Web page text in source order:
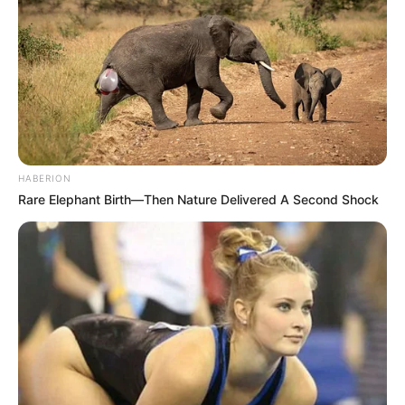
Die Lauchstangen gründlich waschen, da sich
oft Erde zwischen den Schichten versteckt. Den
Lauch in feine Ringe schneiden.
2. Kartoffeln kochen
Die Kartoffeln schälen, in dünne Scheiben
schneiden und in leicht gesalzenem Wasser
etwa 10 Minuten vorkochen. So sind sie später
im Auflauf schön weich.
3. Lauch anbraten
In einer großen Pfanne das Öl oder die Butter
erhitzen. Knoblauch und eventuell Speckwürfel
darin anbraten. Dann den Lauch hinzufügen
und bei mittlerer Hitze etwa 5 Minuten dünsten.
HABERION
Rare Elephant Birth—Then Nature Delivered A Second Shock